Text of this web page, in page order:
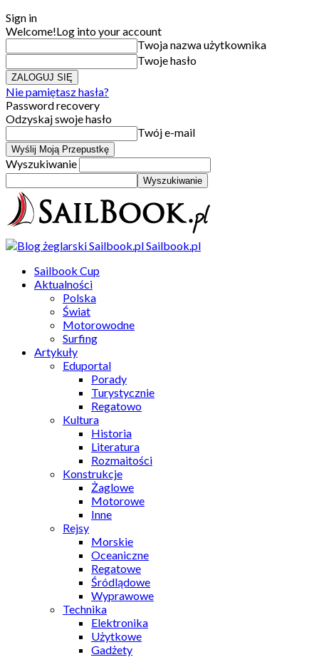
Sign in
Welcome!Log into your account
Twoja nazwa użytkownika
Twoje hasło
Nie pamiętasz hasła?
Password recovery
Odzyskaj swoje hasło
Twój e-mail
Wyszukiwanie
Sailbook.pl
Sailbook Cup
Aktualności
Polska
Świat
Motorowodne
Surfing
Artykuły
Eduportal
Porady
Turystycznie
Regatowo
Kultura
Historia
Literatura
Rozmaitości
Konstrukcje
Żaglowe
Motorowe
Inne
Rejsy
Morskie
Oceaniczne
Regatowe
Śródlądowe
Wyprawowe
Technika
Elektronika
Użytkowe
Gadżety